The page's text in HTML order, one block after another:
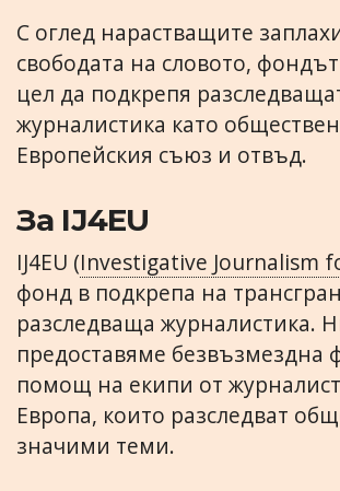
С оглед нарастващите
свободата на словото,
цел да подкрепя
журналистика като
Европейския съюз и отвъд.
За IJ4EU
IJ4EU (Investigative Journalism
фонд в подкрепа на
разследваща журналистика.
предоставяме безвъзмездна
помощ на екипи от
Европа, които разследват
значими теми.